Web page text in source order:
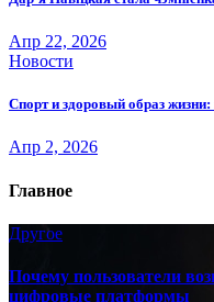
Апр 22, 2026
Новости
Спорт и здоровый образ
Апр 2, 2026
Главное
Другое
Почему пользователи
цифровые платформы